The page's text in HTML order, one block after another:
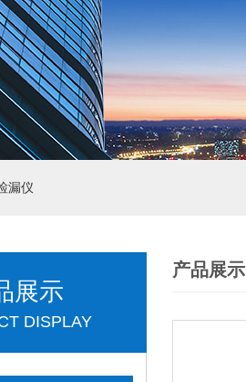
漏仪
展示
DISPLAY
产品展示